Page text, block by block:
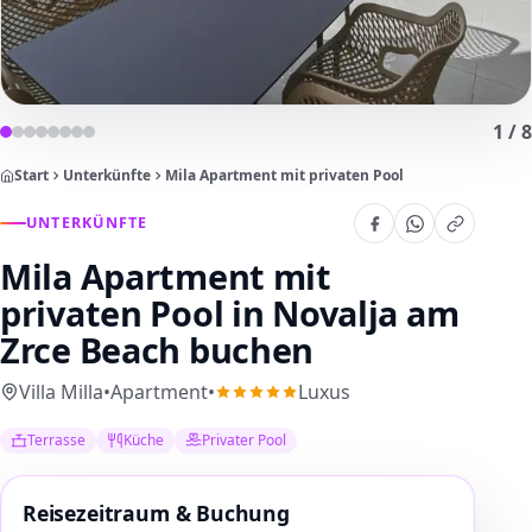
1 /8
Start Unterkünfte Mila Apartment mit privaten Pool
UNTERKÜNFTE
Mila Apartment mit
privaten Pool in Novalja am
Zrce Beach buchen
Villa Milla•Apartment• Luxus
Terrasse Küche Privater Pool
Reisezeitraum & Buchung